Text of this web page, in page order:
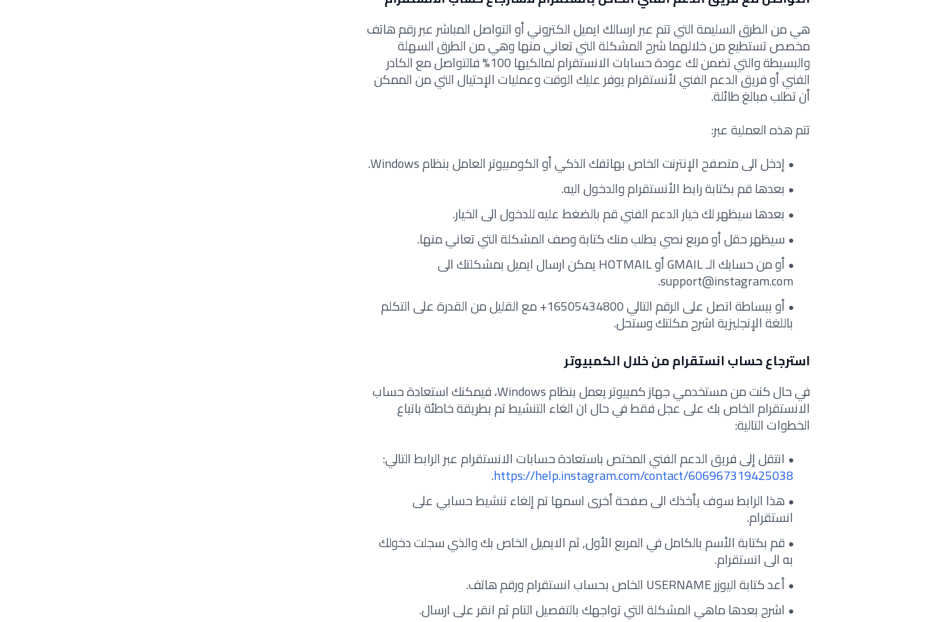
هي من الطرق السليمة التي تتم عبر ارسالك ايميل الكتروني أو التواصل المباشر عبر رقم هاتف
مخصص تستطيع من خلالهما شرح المشكلة التي تعاني منها وهي من الطرق السهلة
والبسيطة والتي تضمن لك عودة حسابات الانستقرام لمالكيها 100% فالتواصل مع الكادر
الفني أو فريق الدعم الفني لأنستقرام يوفر عليك الوقت وعمليات الإحتيال التي من الممكن
أن تطلب مبالغ طائلة.
تتم هذه العملية عبر:
إدخل الى متصفح الإنترنت الخاص بهاتفك الذكي أو الكومبيوتر العامل بنظام Windows.
بعدها قم بكتابة رابط الأنستقرام والدخول اليه.
بعدها سيظهر لك خيار الدعم الفني قم بالضغط عليه للدخول الى الخيار.
سيظهر حقل أو مربع نصي يطلب منك كتابة وصف المشكلة التي تعاني منها.
أو من حسابك الـ GMAIL أو HOTMAIL يمكن ارسال ايميل بمشكلتك الى
support@instagram.com.
أو ببساطة اتصل على الرقم التالي 16505434800+ مع القليل من القدرة على التكلم
باللغة الإنجليزية اشرح مكلتك وستحل.
استرجاع حساب انستقرام من خلال الكمبيوتر
في حال كنت من مستخدمي جهاز كمبيوتر يعمل بنظام Windows، فيمكنك استعادة حساب
الانستقرام الخاص بك على عجل فقط في حال ان الغاء التنشيط تم بطريقة خاطئة باتباع
الخطوات التالية:
انتقل إلى فريق الدعم الفني المختص باستعادة حسابات الانستقرام عبر الرابط التالي:
https://help.instagram.com/contact/606967319425038
.
هذا الرابط سوف يأخذك الى صفحة أخرى اسمها تم إلغاء تنشيط حسابي على
انستقرام.
قم بكتابة الأسم بالكامل في المربع الأول, ثم الايميل الخاص بك والذي سجلت دخولك
به الى انستقرام.
أعد كتابة اليوزر USERNAME الخاص بحساب انستقرام ورقم هاتف.
اشرح بعدها ماهي المشكلة التي تواجهك بالتفصيل التام ثم انقر على ارسال.